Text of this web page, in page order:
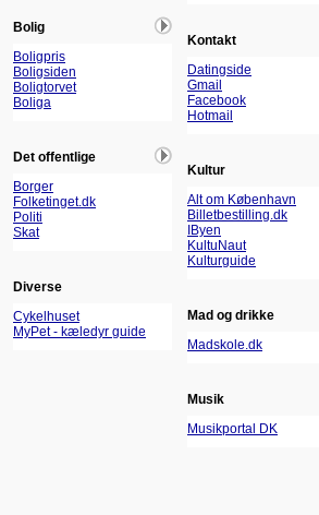
Bolig
Boligpris
Boligsiden
Boligtorvet
Boliga
Det offentlige
Borger
Folketinget.dk
Politi
Skat
Diverse
Cykelhuset
MyPet - kæledyr guide
Kontakt
Datingside
Gmail
Facebook
Hotmail
Kultur
Alt om København
Billetbestilling.dk
IByen
KultuNaut
Kulturguide
Mad og drikke
Madskole.dk
Musik
Musikportal DK